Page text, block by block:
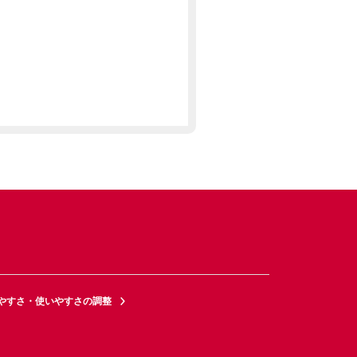
すさ・使いやすさの調整